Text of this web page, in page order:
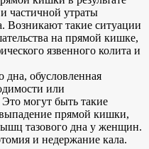
частичной утраты
Возникают такие ситуации
на прямой кишке,
язвенного колита и
обусловленная
или
могут быть такие
прямой кишки,
тазового дна у женщин.
и недержание кала.